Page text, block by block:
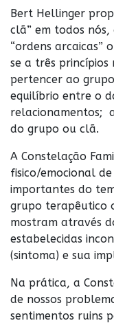
Bert Hellinger
clã” em todos
“ordens arcaicas”
se a três princípios
pertencer ao
equilíbrio entre o
relacionamentos;
do grupo ou clã.
A Constelação
fisico/emocional
importantes do
grupo terapêutico
mostram através
estabelecidas
(sintoma) e sua
Na prática, a
de nossos
sentimentos ruins